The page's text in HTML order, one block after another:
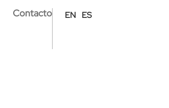
Contacto EN ES